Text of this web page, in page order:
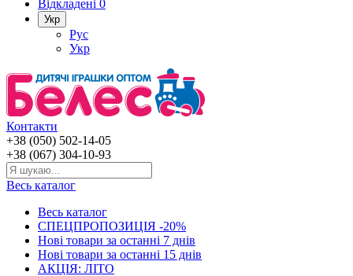
Відкладені 0
Укр
Рус
Укр
Контакти
+38 (050) 502-14-05
+38 (067) 304-10-93
Весь каталог
Весь каталог
СПЕЦПРОПОЗИЦІЯ -20%
Нові товари за останнi 7 днiв
Нові товари за останнi 15 днiв
АКЦІЯ: ЛІТО